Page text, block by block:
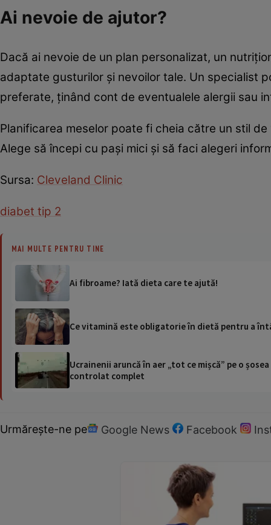
Ai nevoie de ajutor?
Dacă ai nevoie de un plan personalizat, un
adaptate gusturilor și nevoilor tale. Un specialist
preferate, ținând cont de eventualele alergii sau
Planificarea meselor poate fi cheia către un stil
Alege să începi cu pași mici și să faci alegeri
Sursa: Cleveland Clinic
diabet tip 2
MAI MULTE PENTRU TINE
Ai fibroame? Iată dieta care te ajută!
Ce vitamină este obligatorie în dietă pentru a
Ucrainenii aruncă în aer „tot ce mișcă” pe o
controlat complet
Urmărește-ne pe Google News Facebook